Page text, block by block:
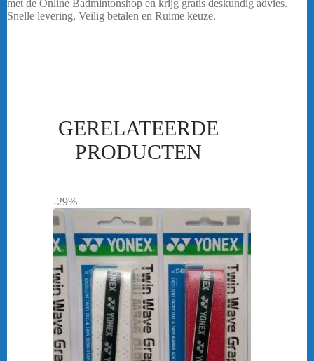
met de Online Badmintonshop en krijg gratis deskundig advies.
Snelle levering, Veilig betalen en Ruime keuze.
GERELATEERDE
PRODUCTEN
-29%